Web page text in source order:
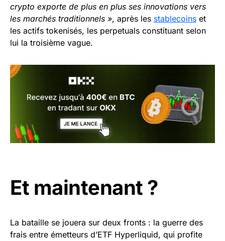
crypto exporte de plus en plus ses innovations vers
les marchés traditionnels », après les stablecoins et
les actifs tokenisés, les perpetuals constituant selon
lui la troisième vague.
Et maintenant ?
La bataille se jouera sur deux fronts : la guerre des
frais entre émetteurs d’ETF Hyperliquid, qui profite